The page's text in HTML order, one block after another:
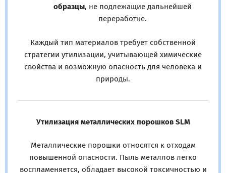
образцы, не подлежащие дальнейшей
переработке.
Каждый тип материалов требует собственной
стратегии утилизации, учитывающей химические
свойства и возможную опасность для человека и
природы.
Утилизация металлических порошков SLM
Металлические порошки относятся к отходам
повышенной опасности. Пыль металлов легко
воспламеняется, обладает высокой токсичностью и